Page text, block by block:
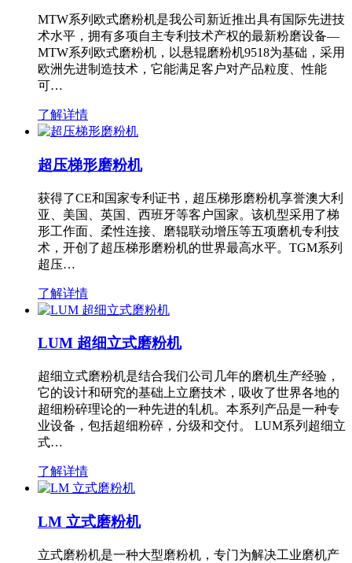
MTW系列欧式磨粉机是我公司新近推出具有国际先进技
术水平，拥有多项自主专利技术产权的最新粉磨设备—
MTW系列欧式磨粉机，以悬辊磨粉机9518为基础，采用
欧洲先进制造技术，它能满足客户对产品粒度、性能
可…
了解详情
超压梯形磨粉机
获得了CE和国家专利证书，超压梯形磨粉机享誉澳大利
亚、美国、英国、西班牙等客户国家。该机型采用了梯
形工作面、柔性连接、磨辊联动增压等五项磨机专利技
术，开创了超压梯形磨粉机的世界最高水平。TGM系列
超压…
了解详情
LUM 超细立式磨粉机
超细立式磨粉机是结合我们公司几年的磨机生产经验，
它的设计和研究的基础上立磨技术，吸收了世界各地的
超细粉碎理论的一种先进的轧机。本系列产品是一种专
业设备，包括超细粉碎，分级和交付。 LUM系列超细立
式…
了解详情
LM 立式磨粉机
立式磨粉机是一种大型磨粉机，专门为解决工业磨机产